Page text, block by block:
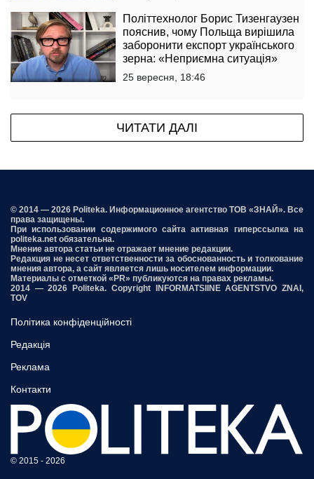
Політтехнолог Борис Тизенгаузен
пояснив, чому Польща вирішила
заборонити експорт українського
зерна: «Неприємна ситуація»
25 вересня, 18:46
ЧИТАТИ ДАЛІ
© 2014 — 2026 Politeka. Информационное агентство ТОВ «ЗНАЙ». Все
права защищены.
При использовании содержимого сайта активная гиперссылка на
politeka.net обязательна.
Мнение автора статьи не отражает мнение редакции.
Редакция не несет ответственности за обоснованность и толкование
мнения автора, а сайт является лишь носителем информации.
Материалы с отметкой «PR» публикуются на правах рекламы.
2014 — 2026 Politeka. Copyright INFORMATSIINE AGENTSTVO ZNAI,
TOV
Політика конфіденційності
Редакція
Реклама
Контакти
© 2015 - 2026